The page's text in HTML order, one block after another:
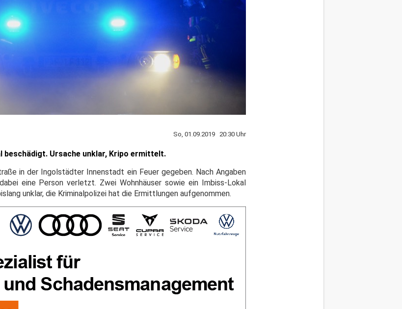
So, 01.09.2019 20:30 Uhr
beschädigt. Ursache unklar, Kripo ermittelt.
in der Ingolstädter Innenstadt ein Feuer gegeben. Nach Angaben
eine Person verletzt. Zwei Wohnhäuser sowie ein Imbiss-Lokal
unklar, die Kriminalpolizei hat die Ermittlungen aufgenommen.